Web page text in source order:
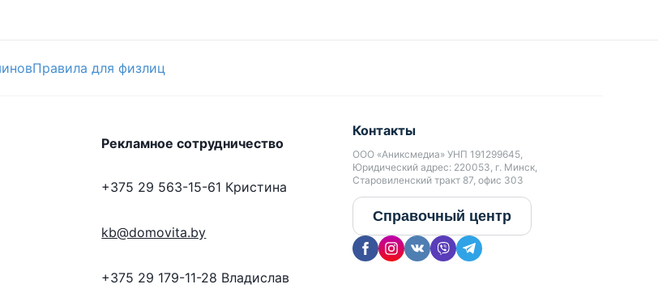
Правила для физлиц
Рекламное сотрудничество
+375 29 563-15-61 Кристина
kb@domovita.by
+375 29 179-11-28 Владислав
Контакты
ООО «Аниксмедиа» УНП 191299645,
Юридический адрес: 220053, г. Минск,
Старовиленский тракт 87, офис 303
Справочный центр